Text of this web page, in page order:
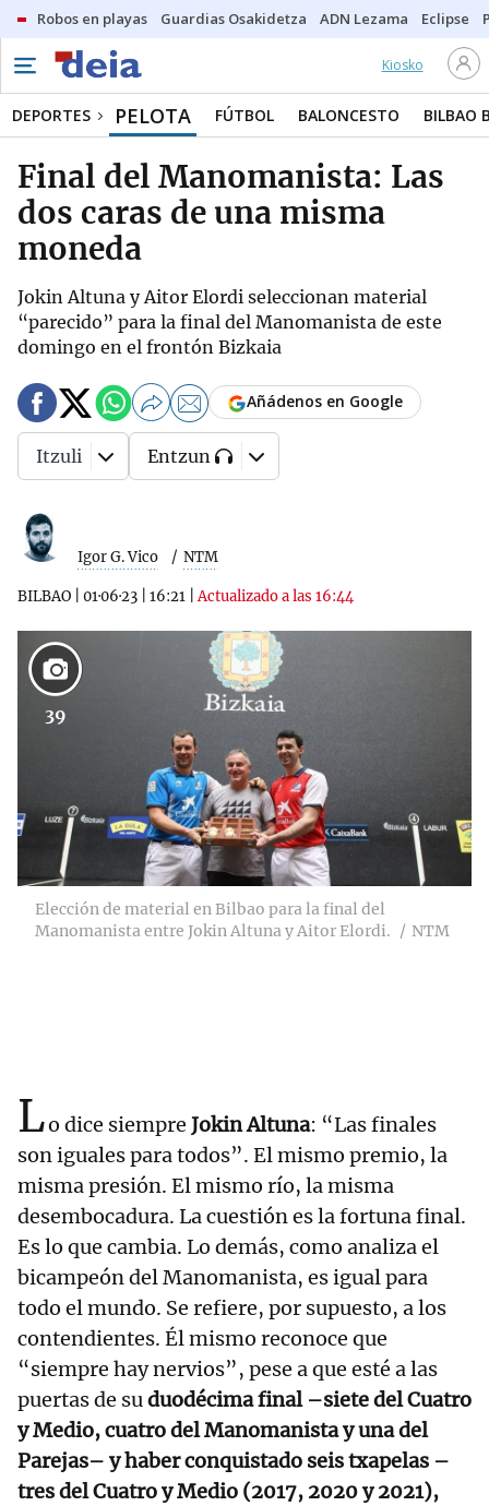
Robos en playas Guardias Osakidetza ADN Lezama Eclipse
Kiosko
DEPORTES PELOTA FÚTBOL BALONCESTO BILBAO
Final del Manomanista: Las
dos caras de una misma
moneda
Jokin Altuna y Aitor Elordi seleccionan material
“parecido” para la final del Manomanista de este
domingo en el frontón Bizkaia
Igor G. Vico NTM
BILBAO 01·06·23 16:21 |Actualizado a las 16:44
Añádenos en Google
Itzuli Entzun
39
Elección de material en Bilbao para la final del
Manomanista entre Jokin Altuna y Aitor Elordi.
NTM
Lo dice siempre Jokin Altuna: “Las finales
son iguales para todos”. El mismo premio, la
misma presión. El mismo río, la misma
desembocadura. La cuestión es la fortuna final.
Es lo que cambia. Lo demás, como analiza el
bicampeón del Manomanista, es igual para
todo el mundo. Se refiere, por supuesto, a los
contendientes. Él mismo reconoce que
“siempre hay nervios”, pese a que esté a las
puertas de suduodécima final –siete del Cuatro
y Medio, cuatro del Manomanista y una del
Parejas– y haber conquistado seis txapelas –
tres del Cuatro y Medio (2017, 2020 y 2021),